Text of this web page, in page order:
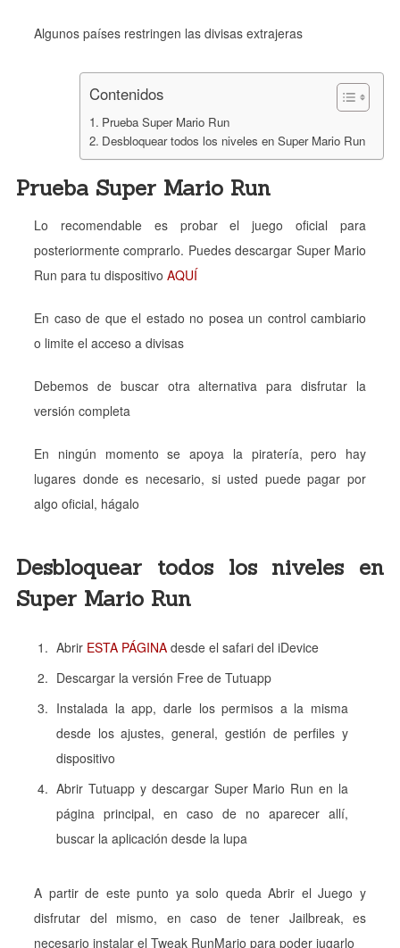
Algunos países restringen las divisas extrajeras
Contenidos
Prueba Super Mario Run
Desbloquear todos los niveles en Super Mario Run
Prueba Super Mario Run
Lo recomendable es probar el juego oficial para
posteriormente comprarlo. Puedes descargar Super Mario
Run para tu dispositivo AQUÍ
En caso de que el estado no posea un control cambiario
o limite el acceso a divisas
Debemos de buscar otra alternativa para disfrutar la
versión completa
En ningún momento se apoya la piratería, pero hay
lugares donde es necesario, si usted puede pagar por
algo oficial, hágalo
Desbloquear todos los niveles en
Super Mario Run
Abrir ESTA PÁGINA desde el safari del iDevice
Descargar la versión Free de Tutuapp
Instalada la app, darle los permisos a la misma
desde los ajustes, general, gestión de perfiles y
dispositivo
Abrir Tutuapp y descargar Super Mario Run en la
página principal, en caso de no aparecer allí,
buscar la aplicación desde la lupa
A partir de este punto ya solo queda Abrir el Juego y
disfrutar del mismo, en caso de tener Jailbreak, es
necesario instalar el Tweak RunMario para poder jugarlo